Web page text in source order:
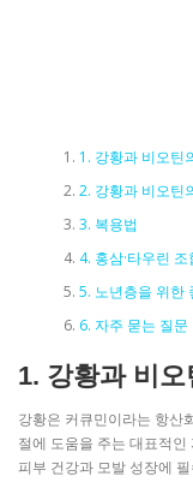
1. 강황과 비오틴
2. 강황과 비오틴
3. 복용법
4. 홍삼·타우린
5. 노년층을 위한
6. 자주 묻는 질문
1. 강황과 비
강황은 커큐민이라는 항산
절에 도움을 주는 대표적
피부 건강과 모발 성장에